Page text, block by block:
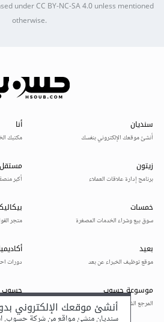
underCC BY-NC-SA 4.0unless mentioned
otherwise.